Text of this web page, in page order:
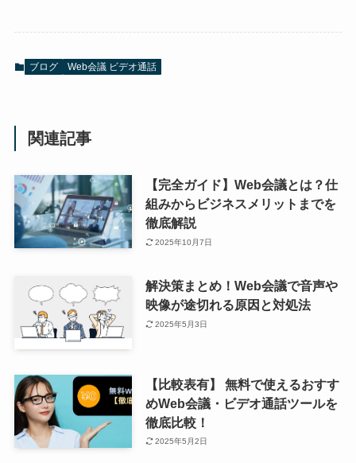
ブログ Web会議 ビデオ通話
関連記事
【完全ガイド】Web会議とは？仕
組みからビジネスメリットまでを
徹底解説
2025年10月7日
解決策まとめ！Web会議で音声や
映像が途切れる原因と対処法
2025年5月3日
【比較表有】 無料で使えるおすす
めWeb会議・ビデオ通話ツールを
徹底比較！
2025年5月2日